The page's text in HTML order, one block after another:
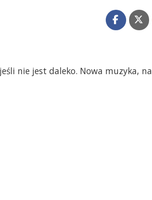
nie jest daleko. Nowa muzyka, na